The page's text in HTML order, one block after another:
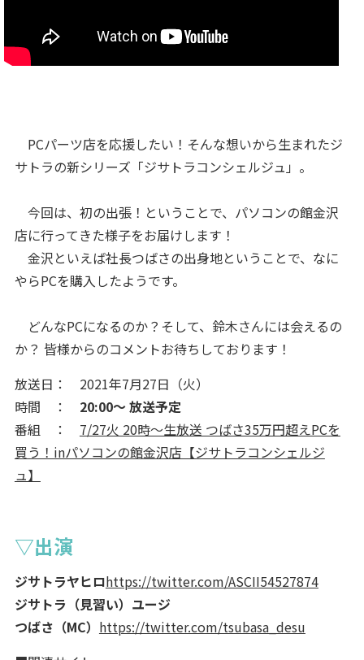
PCパーツ店を応援したい！そんな想いから生まれたジ
サトラの新シリーズ「ジサトラコンシェルジュ」。
今回は、初の出張！ということで、パソコンの館金沢
店に行ってきた様子をお届けします！
金沢といえば社長つばさの出身地ということで、なに
やらPCを購入したようです。
どんなPCになるのか？そして、鈴木さんには会えるの
か？ 皆様からのコメントお待ちしております！
放送日： 2021年7月27日（火）
時間 ： 20:00～ 放送予定
番組 ： 7/27火 20時～生放送 つばさ35万円超えPCを
買う！inパソコンの館金沢店【ジサトラコンシェルジ
ュ】
▽出演
ジサトラヤヒロhttps://twitter.com/ASCII54527874
ジサトラ（見習い）ユージ
つばさ（MC） https://twitter.com/tsubasa_desu